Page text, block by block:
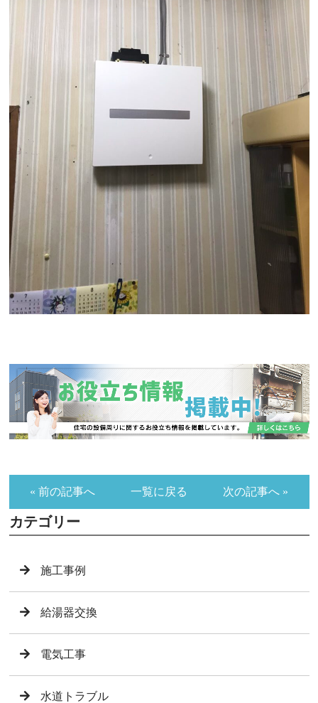
« 前の記事へ 一覧に戻る 次の記事へ »
カテゴリー
施工事例
給湯器交換
電気工事
水道トラブル